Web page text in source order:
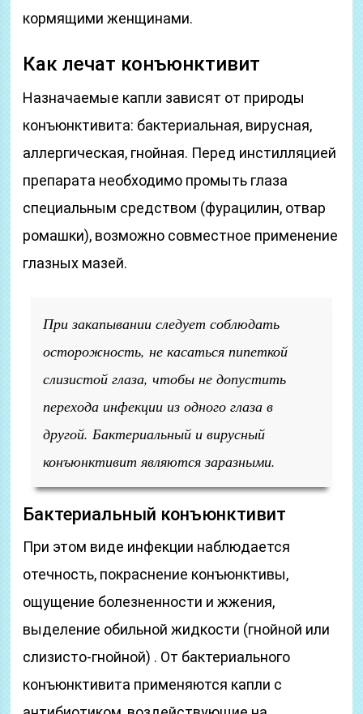
кормящими женщинами.
Как лечат конъюнктивит
Назначаемые капли зависят от природы
конъюнктивита: бактериальная, вирусная,
аллергическая, гнойная. Перед инстилляцией
препарата необходимо промыть глаза
специальным средством (фурацилин, отвар
ромашки), возможно совместное применение
глазных мазей.
При закапывании следует соблюдать
осторожность, не касаться пипеткой
слизистой глаза, чтобы не допустить
перехода инфекции из одного глаза в
другой. Бактериальный и вирусный
конъюнктивит являются заразными.
Бактериальный конъюнктивит
При этом виде инфекции наблюдается
отечность, покраснение конъюнктивы,
ощущение болезненности и жжения,
выделение обильной жидкости (гнойной или
слизисто-гнойной) . От бактериального
конъюнктивита применяются капли с